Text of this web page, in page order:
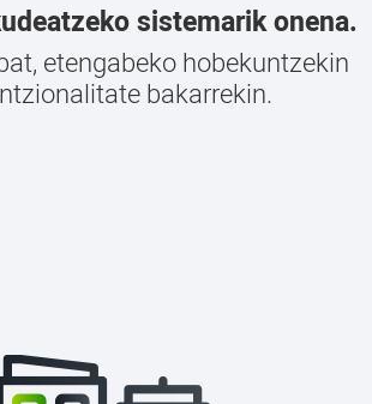
sistemarik onena.
etengabeko hobekuntzekin
bakarrekin.